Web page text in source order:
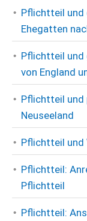
Pflichtteil und
Ehegatten
Pflichtteil und
von England
Pflichtteil
Neuseeland
Pflichtteil und
Pflichtteil:
Pflichtteil
Pflichtteil: